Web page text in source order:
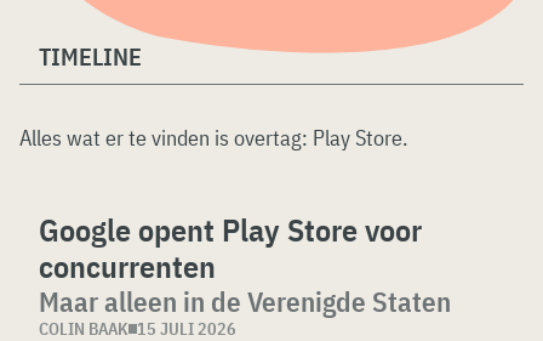
TIMELINE
Alles wat er te vinden is overtag: Play Store.
Google opent Play Store voor
concurrenten
Maar alleen in de Verenigde Staten
COLIN BAAK 15 JULI 2026